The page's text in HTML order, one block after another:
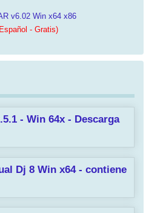
v6.02 Win x64 x86
- Gratis)
- Win 64x - Descarga
Dj 8 Win x64 - contiene